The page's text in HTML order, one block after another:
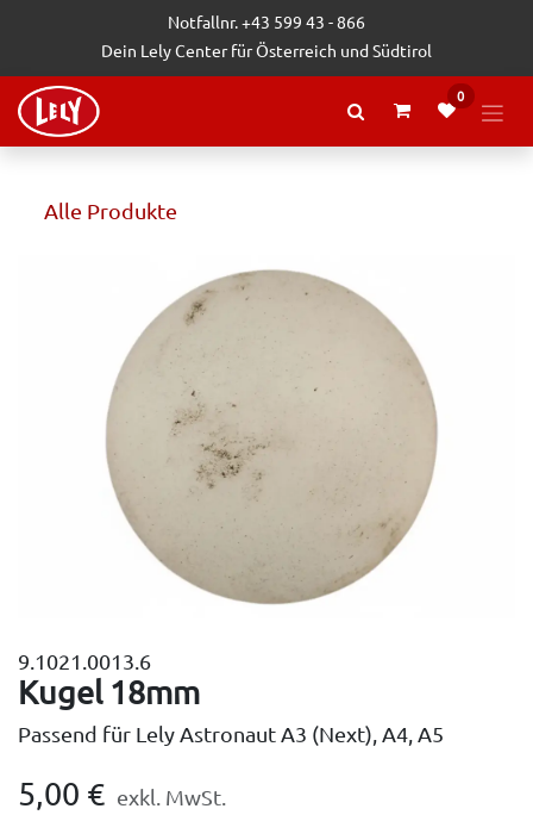
Zum Inhalt springenNotfallnr. +43 599 43 - 866
Dein Lely Center für Österreich und Südtirol
0
Alle Produkte
9.1021.0013.6
Kugel 18mm
Passend für Lely Astronaut A3 (Next), A4, A5
5,00 € exkl. MwSt.